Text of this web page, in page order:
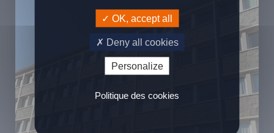
OK, accept all
Deny all cookies
Personalize
Politique des cookies